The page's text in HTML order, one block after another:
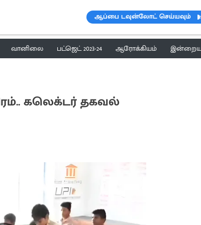
ஆப்பை டவுன்லோட் செய்யவும்
வானிலை பட்ஜெட் 2023-24 ஆரோக்கியம் இன்றைய
கலெக்டர் தகவல்